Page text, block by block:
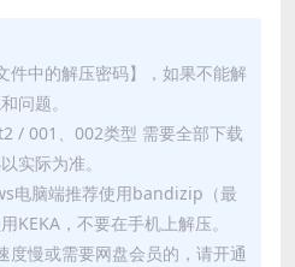
件中的解压密码】，如果不能解
问题。
/ 001、002类型 需要全部下载
实际为准。
电脑端推荐使用bandizip（最
KEKA，不要在手机上解压。
度慢或需要网盘会员的，请开通